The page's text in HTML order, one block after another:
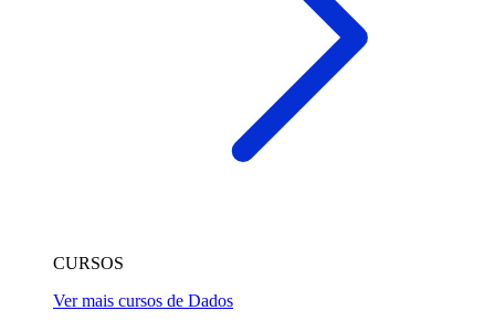
CURSOS
Ver mais cursos de Dados